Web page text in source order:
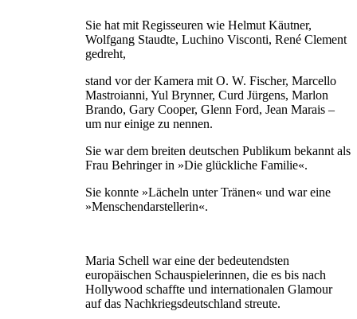
Sie hat mit Regisseuren wie Helmut Käutner,
Wolfgang Staudte, Luchino Visconti, René Clement
gedreht,
stand vor der Kamera mit O. W. Fischer, Marcello
Mastroianni, Yul Brynner, Curd Jürgens, Marlon
Brando, Gary Cooper, Glenn Ford, Jean Marais –
um nur einige zu nennen.
Sie war dem breiten deutschen Publikum bekannt als
Frau Behringer in »Die glückliche Familie«.
Sie konnte »Lächeln unter Tränen« und war eine
»Menschendarstellerin«.
Maria Schell war eine der bedeutendsten
europäischen Schauspielerinnen, die es bis nach
Hollywood schaffte und internationalen Glamour
auf das Nachkriegsdeutschland streute.